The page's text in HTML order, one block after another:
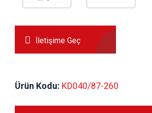
İletişime Geç
Ürün Kodu: KD040/87-260